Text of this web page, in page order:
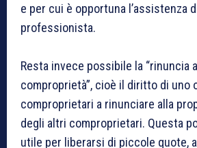
e per cui è opportuna l’assistenza
professionista.
Resta invece possibile la “rinuncia
comproprietà”, cioè il diritto di uno
comproprietari a rinunciare alla
degli altri comproprietari. Questa
utile per liberarsi di piccole quote,